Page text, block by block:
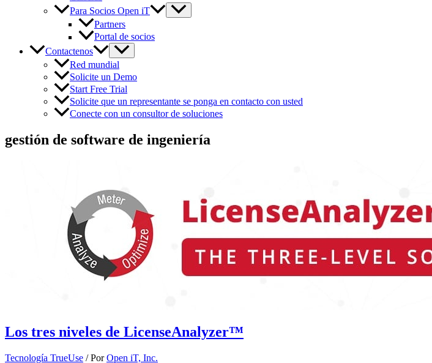
Para Socios Open iT
Partners
Portal de socios
Contactenos
Red mundial
Solicite un Demo
Start Free Trial
Solicite que un representante se ponga en contacto con usted
Conecte con un consultor de soluciones
gestión de software de ingeniería
Los tres niveles de LicenseAnalyzer™
Tecnología TrueUse / PorOpen iT, Inc.